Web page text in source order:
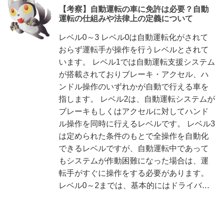
【考察】自動運転の車に免許は必要？自動
運転の仕組みや法律上の定義について
レベル0～3 レベル0は自動運転化がされて
おらず運転手が操作を行うレベルとされて
います。 レベル1では自動運転支援システム
が搭載されておりブレーキ・アクセル、ハ
ンドル操作のいずれかが自動で行える車を
指します。 レベル2は、自動運転システムが
ブレーキもしくはアクセルに対してハンド
ル操作を同時に行えるレベルです。 レベル3
は定められた条件のもとで全操作を自動化
できるレベルですが、自動運転中であって
もシステムが作動困難になった場合は、運
転手がすぐに操作をする必要があります。
レベル0～2までは、基本的にはドライバ…